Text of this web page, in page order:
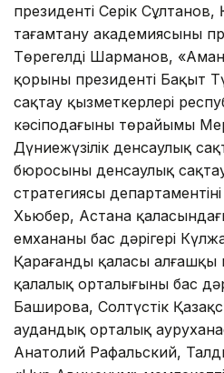
президенті Серік Сұлтанов,
тағамтану академиясының
Төрегелді Шарманов,
қорының президенті Бақыт
сақтау қызметкерлері
кәсіподағының төрайымы
Дүниежүзілік денсаулық
бюросының денсаулық
стратегиясы
Хьюбер, Астана
емхананың бас дәрігері
Қарағанды қаласы
қалалық орталығының бас
Баширова, Солтүстік
аудандық орталық
Анатолий Рафальский,